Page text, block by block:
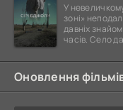
У
зоні»
давніх
часів. Село
Оновлення